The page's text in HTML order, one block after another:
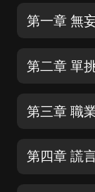
第一章 無
第二章 單
第三章 職
第四章 謊